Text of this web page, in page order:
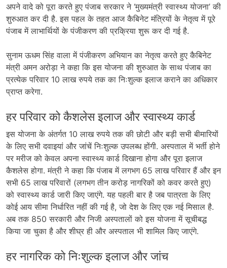
अपने वादे को पूरा करते हुए पंजाब सरकार ने ‘मुख्यमंत्री स्वास्थ्य योजना’ की
शुरुआत कर दी है. इस पहल के तहत आज कैबिनेट मंत्रियों के नेतृत्व में पूरे
पंजाब में लाभार्थियों के पंजीकरण की प्रक्रिया शुरू कर दी गई है.
सुनाम ऊधम सिंह वाला में पंजीकरण अभियान का नेतृत्व करते हुए कैबिनेट
मंत्री अमन अरोड़ा ने कहा कि इस योजना की शुरुआत के साथ पंजाब का
प्रत्येक परिवार 10 लाख रुपये तक का निःशुल्क इलाज कराने का अधिकार
प्राप्त करेगा.
हर परिवार को कैशलेस इलाज और स्वास्थ्य कार्ड
इस योजना के अंतर्गत 10 लाख रुपये तक की छोटी और बड़ी सभी बीमारियों
के लिए सभी दवाइयां और जांचें निःशुल्क उपलब्ध होंगी. अस्पताल में भर्ती होने
पर मरीज को केवल अपना स्वास्थ्य कार्ड दिखाना होगा और पूरा इलाज
कैशलेस होगा. मंत्री ने कहा कि पंजाब में लगभग 65 लाख परिवार हैं और इन
सभी 65 लाख परिवारों (लगभग तीन करोड़ नागरिकों को कवर करते हुए)
को स्वास्थ्य कार्ड जारी किए जाएंगे. यह पहली बार है जब पात्रता के लिए
कोई आय सीमा निर्धारित नहीं की गई है, जो देश के लिए एक नई मिसाल है.
अब तक 850 सरकारी और निजी अस्पतालों को इस योजना में सूचीबद्ध
किया जा चुका है और शीघ्र ही और अस्पताल भी शामिल किए जाएंगे.
हर नागरिक को निःशुल्क इलाज और जांच